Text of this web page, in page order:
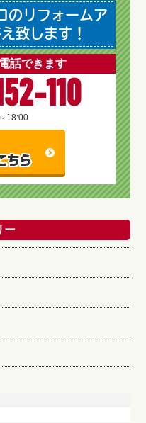
のリフォームア
致します！
話できます
110
18:00
ー